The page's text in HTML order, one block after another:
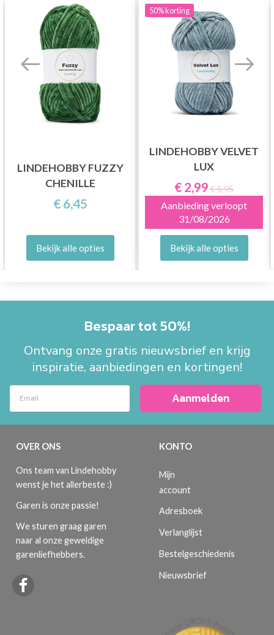
LINDEHOBBY FUZZY
CHENILLE
€ 6,45
Bekijk alle opties
50%korting
LINDEHOBBY VELVET
LUX
€ 2,99 € 5,95
Aanbieding verloopt
31/08/2026
Bekijk alle opties
Bespaar tot 50%!
Ontvang onze gratis nieuwsbrief en krijg
inspiratie, aanbiedingen en kortingen!
Aanmelden
OVER ONS
Ons team van Lindehobby
wenst je het allerbeste :)
Garen is onze passie!
We sturen graag garen
naar al onze geweldige
garenliefhebbers.
KONTO
Mijn
account
Adresboek
Verlanglijst
Bestelgeschiedenis
Nieuwsbrief